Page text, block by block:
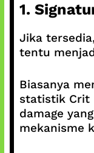
1.
Jika
tentu
Biasanya
statistik Crit
damage
mekanisme